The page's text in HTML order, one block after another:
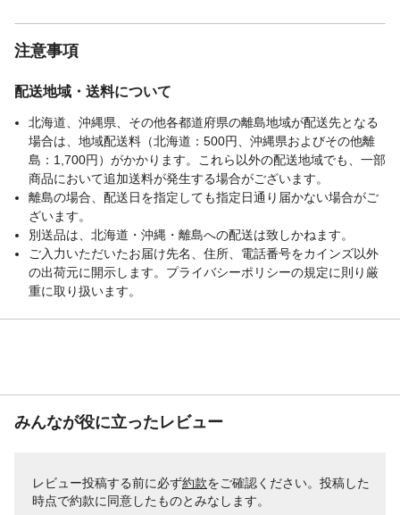
注意事項
配送地域・送料について
北海道、沖縄県、その他各都道府県の離島地域が配送先となる
場合は、地域配送料（北海道：500円、沖縄県およびその他離
島：1,700円）がかかります。これら以外の配送地域でも、一部
商品において追加送料が発生する場合がございます。
離島の場合、配送日を指定しても指定日通り届かない場合がご
ざいます。
別送品は、北海道・沖縄・離島への配送は致しかねます。
ご入力いただいたお届け先名、住所、電話番号をカインズ以外
の出荷元に開示します。プライバシーポリシーの規定に則り厳
重に取り扱います。
みんなが役に立ったレビュー
レビュー投稿する前に必ず約款をご確認ください。投稿した
時点で約款に同意したものとみなします。